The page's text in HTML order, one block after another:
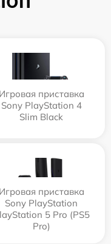
Игровая приставка
Sony PlayStation 4
Slim Black
Игровая приставка
Sony PlayStation
5 Pro (PS5
Pro)